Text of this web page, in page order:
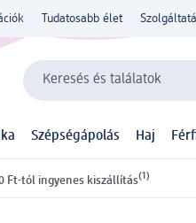
Tudatosabb élet
Keresés és találatok
Szépségápolás Haj
Ft-tól ingyenes kiszállítás(1)